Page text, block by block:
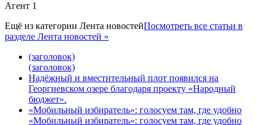
Агент 1
Ещё из категории Лента новостейПосмотреть все статьи в
разделе Лента новостей »
(заголовок)
(заголовок)
Надёжный и вместительный плот появился на
Георгиевском озере благодаря проекту «Народный
бюджет».
«Мобильный избиратель»: голосуем там, где удобно
«Мобильный избиратель»: голосуем там, где удобно